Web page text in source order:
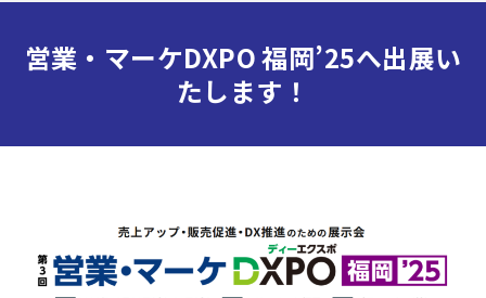
営業・マーケDXPO 福岡’25へ出展い
たします！